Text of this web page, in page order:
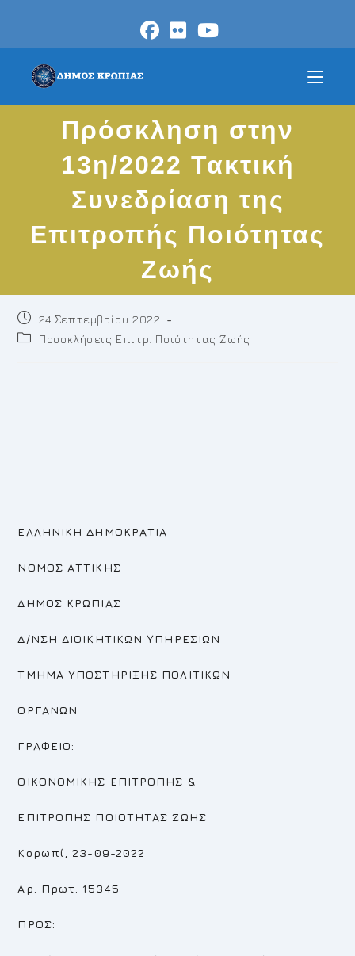
content
Πρόσκληση στην
13η/2022 Τακτική
Συνεδρίαση της
Επιτροπής Ποιότητας
Ζωής
Post
published:
24 Σεπτεμβρίου 2022
PostΠροσκλήσεις Επιτρ. Ποιότητας Ζωής
ΕΛΛΗΝΙΚΗ ΔΗΜΟΚΡΑΤΙΑ
ΝΟΜΟΣ ΑΤΤΙΚΗΣ
ΔΗΜΟΣ ΚΡΩΠΙΑΣ
Δ/ΝΣΗ ΔΙΟΙΚΗΤΙΚΩΝ ΥΠΗΡΕΣΙΩΝ
ΤΜΗΜΑ ΥΠΟΣΤΗΡΙΞΗΣ ΠΟΛΙΤΙΚΩΝ
ΟΡΓΑΝΩΝ
ΓΡΑΦΕΙΟ:
ΟΙΚΟΝΟΜΙΚΗΣ ΕΠΙΤΡΟΠΗΣ &
ΕΠΙΤΡΟΠΗΣ ΠΟΙΟΤΗΤΑΣ ΖΩΗΣ
Κορωπί, 23-09-2022
Αρ. Πρωτ. 15345
ΠΡΟΣ: